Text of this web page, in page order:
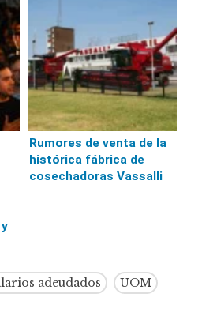
Rumores de venta de la
histórica fábrica de
cosechadoras Vassalli
adeudados
UOM